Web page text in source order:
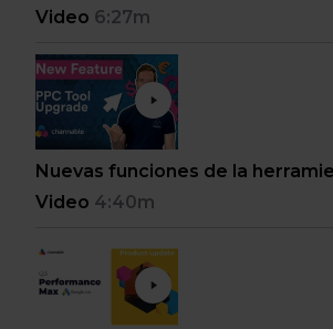
Video 6:27m
Nuevas funciones de la
Video 4:40m